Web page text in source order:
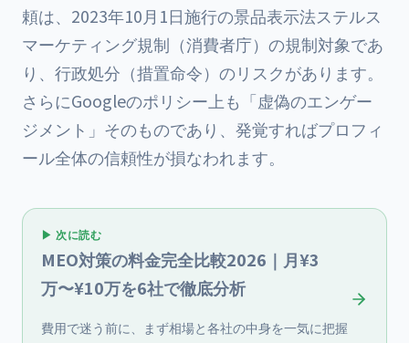
頼は、2023年10月1日施行の景品表示法ステルス
マーケティング規制（消費者庁）の規制対象であ
り、行政処分（措置命令）のリスクがあります。
さらにGoogleのポリシー上も「虚偽のエンゲー
ジメント」そのものであり、発覚すればプロフィ
ール全体の信頼性が損なわれます。
▶ 次に読む
MEO対策の料金完全比較2026｜月¥3
万〜¥10万を6社で徹底分析
費用で迷う前に、まず相場と各社の中身を一気に把握